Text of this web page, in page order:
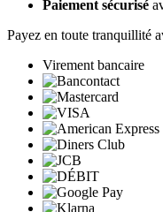
Paiement sécurisé
Payez en toute tranquillité
Virement bancaire